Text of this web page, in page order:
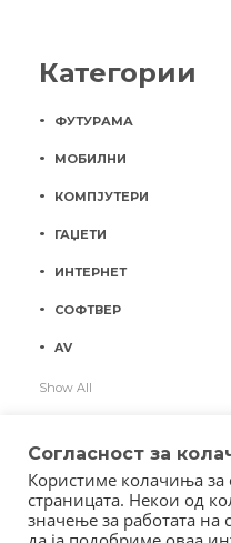
Категории
ФУТУРАМА
МОБИЛНИ
КОМПЈУТЕРИ
ГАЏЕТИ
ИНТЕРНЕТ
СОФТВЕР
AV
Show All
Согласност за
Користиме колачиња
страницата. Некои од
значење за работата на